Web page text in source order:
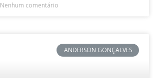
Nenhum comentário
ANDERSON GONÇALVES